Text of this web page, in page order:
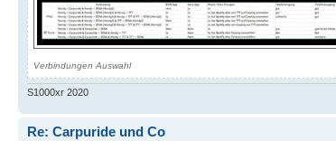
Verbindungen Auswahl
S1000xr 2020
Re: Carpuride und Co